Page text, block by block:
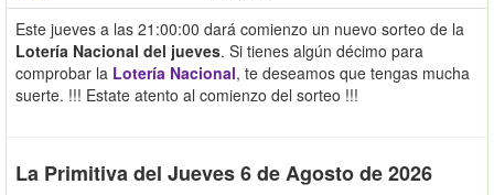
Este jueves a las 21:00:00 dará comienzo un nuevo sorteo de la
Lotería Nacional del jueves. Si tienes algún décimo para
comprobar la Lotería Nacional, te deseamos que tengas mucha
suerte. !!! Estate atento al comienzo del sorteo !!!
La Primitiva del Jueves 6 de Agosto de 2026